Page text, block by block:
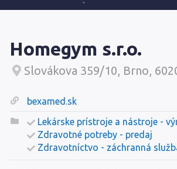
Homegym s.r.o.
Slovákova 359/10, Brno,
bexamed.sk
Lekárske prístroje a nástroje -
Zdravotné potreby - predaj
Zdravotníctvo - záchranná